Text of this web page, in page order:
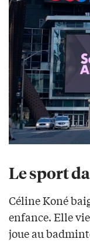
Le sport
Céline Koné
enfance. Elle
joue au